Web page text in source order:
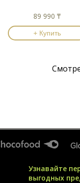
89 990 ₸
+ Купить
Узнавайте
выгодных